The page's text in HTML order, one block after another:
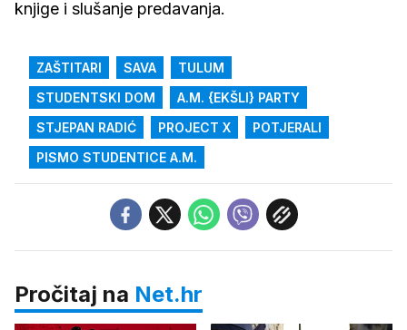
knjige i slušanje predavanja.
ZAŠTITARI SAVA
TULUM
STUDENTSKI DOM
A.M. {EKŠLI} PARTY
STJEPAN RADIĆ
PROJECT X
POTJERALI
PISMO STUDENTICE A.M.
Pročitaj na Net.hr